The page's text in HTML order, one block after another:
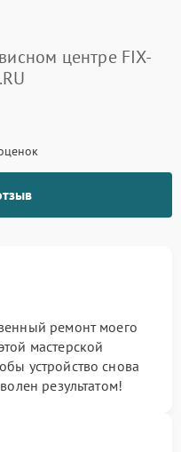
центре FIX-
ремонт моего
мастерской
устройство снова
результатом!